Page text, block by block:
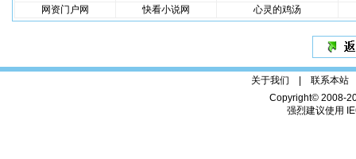
网资门户网
快看小说网 心灵的鸡汤
关于我们 | 联系本站
Copyright© 2008-
强烈建议使用